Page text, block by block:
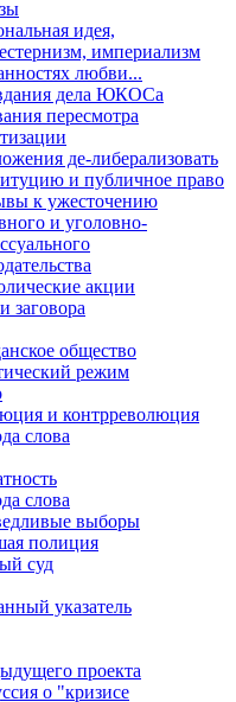
идея,
империализм
любви...
дела ЮКОСа
пересмотра
де-либерализовать
и публичное право
к ужесточению
и уголовно-
акции
заговора
общество
режим
и контрреволюция
слова
слова
выборы
полиция
суд
указатель
проекта
о "кризисе